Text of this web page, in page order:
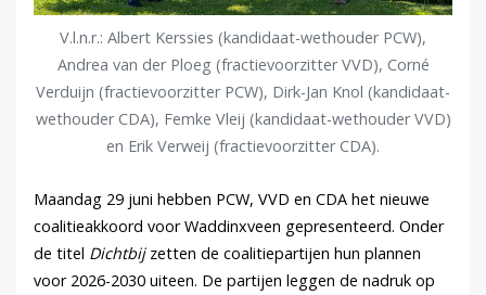
V.l.n.r.: Albert Kerssies (kandidaat-wethouder PCW),
Andrea van der Ploeg (fractievoorzitter VVD), Corné
Verduijn (fractievoorzitter PCW), Dirk-Jan Knol (kandidaat-
wethouder CDA), Femke Vleij (kandidaat-wethouder VVD)
en Erik Verweij (fractievoorzitter CDA).
Maandag 29 juni hebben PCW, VVD en CDA het nieuwe
coalitieakkoord voor Waddinxveen gepresenteerd. Onder
de titel Dichtbijzetten de coalitiepartijen hun plannen
voor 2026-2030 uiteen. De partijen leggen de nadruk op